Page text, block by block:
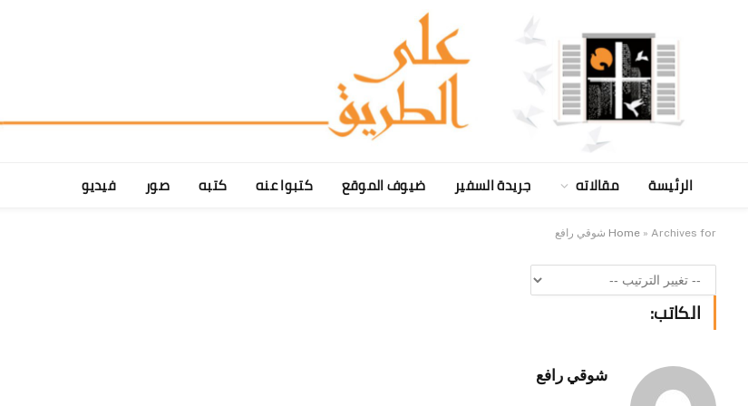
الرئيسة مقالاته جريدة السفير ضيوف الموقع كتبوا عنه كتبه صور فيديو
Home » Archives for شوقي رافع
الكاتب:
شوقي رافع